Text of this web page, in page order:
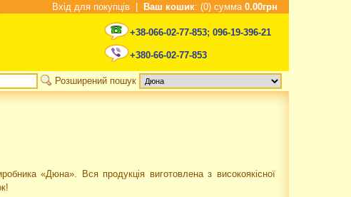
Вхід для покупців Ваш кошик: (0) сумма 0.00грн
+38-066-02-77-853; 096-19-396-21
+380-66-02-77-853
Розширений пошук
«Дюна». Вся продукція виготовлена з високоякісної